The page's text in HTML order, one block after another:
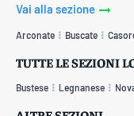
Vai alla sezione
Arconate Buscate
TUTTE LE SEZIONI
Bustese Legnanese